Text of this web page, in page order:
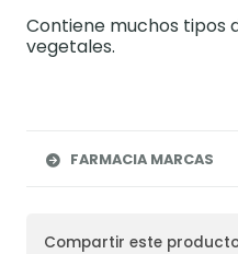
Contiene muchos tipos
vegetales.
FARMACIA MARCAS
Compartir este